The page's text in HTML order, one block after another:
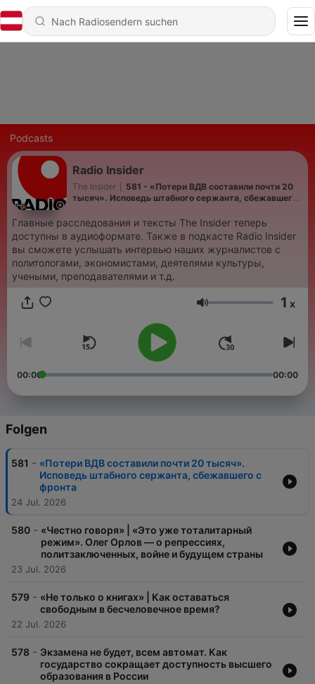
Podcasts
Radio Insider
The Insider
581 - «Потери ВДВ составили почти 20
тысяч». Исповедь штабного сержанта, сбежавшего
Главные расследования и тексты The Insider теперь
доступны в аудиоформате. Также в подкасте Radio Insider
вы сможете услышать интервью наших журналистов с
политологами, экономистами, деятелями культуры,
учеными, преподавателями и т.д.
Lautstärke 1 x
00:00 00:00
Folgen
581 - «Потери ВДВ составили почти 20 тысяч».
Исповедь штабного сержанта, сбежавшего с
фронта
24 Jul. 2026
580 - «Честно говоря» | «Это уже тоталитарный
режим». Олег Орлов — о репрессиях,
политзаключенных, войне и будущем страны
23 Jul. 2026
579 - «Не только о книгах» | Как оставаться
свободным в бесчеловечное время?
22 Jul. 2026
578 - Экзамена не будет, всем автомат. Как
государство сокращает доступность высшего
образования в России